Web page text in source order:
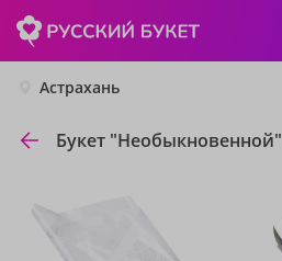
Астрахань
Букет "Необыкновенной"